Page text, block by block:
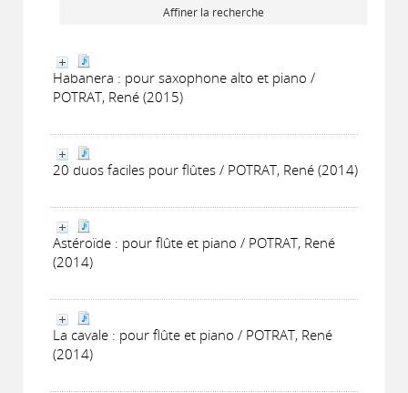
Affiner la recherche
Habanera : pour saxophone alto et piano /
POTRAT, René (2015)
20 duos faciles pour flûtes / POTRAT, René (2014)
Astéroïde : pour flûte et piano / POTRAT, René
(2014)
La cavale : pour flûte et piano / POTRAT, René
(2014)